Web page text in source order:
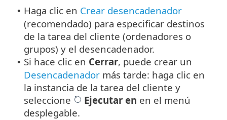
• Haga clic en Crear desencadenador
(recomendado) para especificar destinos
de la tarea del cliente (ordenadores o
grupos) y el desencadenador.
• Si hace clic en Cerrar, puede crear un
Desencadenador más tarde: haga clic en
la instancia de la tarea del cliente y
seleccione
Ejecutar en en el menú
desplegable.